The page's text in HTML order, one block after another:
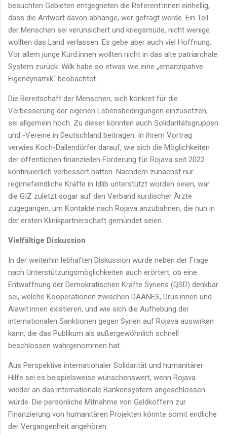
besuchten Gebieten entgegneten die Referent:innen einhellig,
dass die Antwort davon abhänge, wer gefragt werde. Ein Teil
der Menschen sei verunsichert und kriegsmüde, nicht wenige
wollten das Land verlassen. Es gebe aber auch viel Hoffnung.
Vor allem junge Kurd:innen wollten nicht in das alte patriarchale
System zurück. Wilk habe so etwas wie eine „emanzipative
Eigendynamik“ beobachtet.
Die Bereitschaft der Menschen, sich konkret für die
Verbesserung der eigenen Lebensbedingungen einzusetzen,
sei allgemein hoch. Zu dieser könnten auch Solidaritätsgruppen
und -Vereine in Deutschland beitragen: In ihrem Vortrag
verwies Koch-Dallendörfer darauf, wie sich die Möglichkeiten
der öffentlichen finanziellen Förderung für Rojava seit 2022
kontinuierlich verbessert hätten. Nachdem zunächst nur
regimefeindliche Kräfte in Idlib unterstützt worden seien, war
die GIZ zuletzt sogar auf den Verband kurdischer Ärzte
zugegangen, um Kontakte nach Rojava anzubahnen, die nun in
der ersten Klinikpartnerschaft gemündet seien.
Vielfältige Diskussion
In der weiterhin lebhaften Diskussion wurde neben der Frage
nach Unterstützungsmöglichkeiten auch erörtert, ob eine
Entwaffnung der Demokratischen Kräfte Syriens (QSD) denkbar
sei, welche Kooperationen zwischen DAANES, Drus:innen und
Alawit:innen existieren, und wie sich die Aufhebung der
internationalen Sanktionen gegen Syrien auf Rojava auswirken
kann, die das Publikum als außergewöhnlich schnell
beschlossen wahrgenommen hat.
Aus Perspektive internationaler Solidarität und humanitärer
Hilfe sei es beispielsweise wünschenswert, wenn Rojava
wieder an das internationale Bankensystem angeschlossen
würde. Die persönliche Mitnahme von Geldkoffern zur
Finanzierung von humanitären Projekten könnte somit endliche
der Vergangenheit angehören.